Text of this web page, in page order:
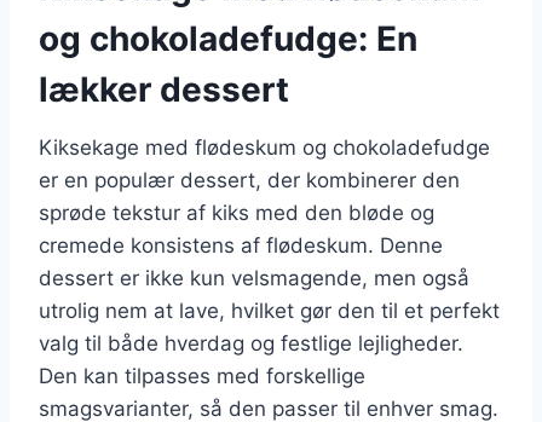
og chokoladefudge: En
lækker dessert
Kiksekage med flødeskum og chokoladefudge
er en populær dessert, der kombinerer den
sprøde tekstur af kiks med den bløde og
cremede konsistens af flødeskum. Denne
dessert er ikke kun velsmagende, men også
utrolig nem at lave, hvilket gør den til et perfekt
valg til både hverdag og festlige lejligheder.
Den kan tilpasses med forskellige
smagsvarianter, så den passer til enhver smag.